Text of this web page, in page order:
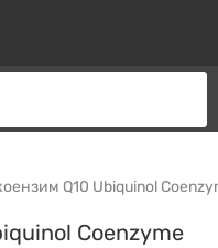
Q10 Ubiquinol
Coenzyme